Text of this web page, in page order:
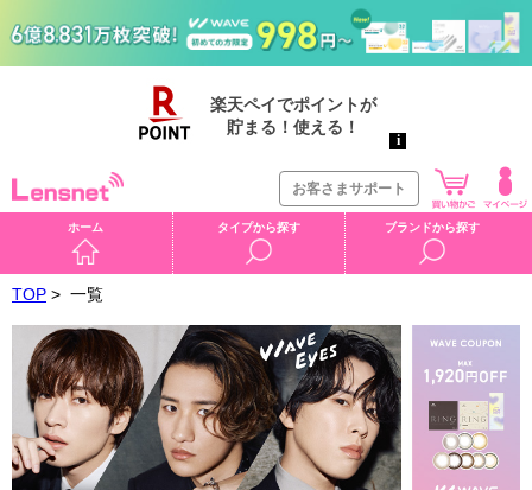
お客さまサポート
ホーム タイプから探す ブランドから探す
TOP > 一覧